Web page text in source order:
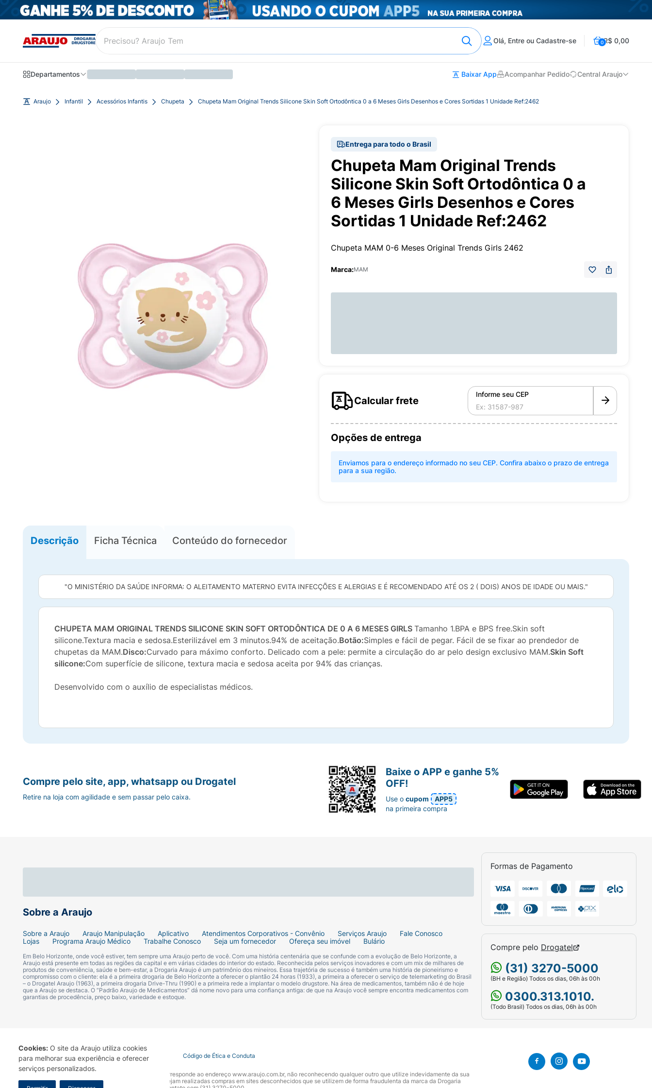
Cookies: O site da Araujo utiliza cookies
para melhorar sua experiência e oferecer
serviços personalizados.
Olá, Entre ou Cadastre-se 0R$ 0,00
Departamentos Baixar App Acompanhar Pedido Central Araujo
Araujo Infantil Acessórios Infantis Chupeta Chupeta Mam Original Trends Silicone Skin Soft Ortodôntica 0 a 6 Meses Girls Desenhos e Cores Sortidas 1 Unidade Ref:2462
Entrega para todo o Brasil
Chupeta Mam Original Trends
Silicone Skin Soft Ortodôntica 0 a
6 Meses Girls Desenhos e Cores
Sortidas 1 Unidade Ref:2462
Chupeta MAM 0-6 Meses Original Trends Girls 2462
Marca:MAM
Calcular frete
Informe seu CEP
Opções de entrega
Enviamos para o endereço informado no seu CEP. Confira abaixo o prazo de entrega
para a sua região.
Descrição Ficha Técnica Conteúdo do fornecedor
"O MINISTÉRIO DA SAÚDE INFORMA: O ALEITAMENTO MATERNO EVITA INFECÇÕES E ALERGIAS E É RECOMENDADO ATÉ OS 2 ( DOIS) ANOS DE IDADE OU MAIS."
CHUPETA MAM ORIGINAL TRENDS SILICONE SKIN SOFT ORTODÔNTICA DE 0 A 6 MESES GIRLS Tamanho 1.BPA e BPS free.Skin soft
silicone.Textura macia e sedosa.Esterilizável em 3 minutos.94% de aceitação.Botão:Simples e fácil de pegar. Fácil de se fixar ao prendedor de
chupetas da MAM.Disco:Curvado para máximo conforto. Delicado com a pele: permite a circulação do ar pelo design exclusivo MAM.Skin Soft
silicone:Com superfície de silicone, textura macia e sedosa aceita por 94% das crianças.
Desenvolvido com o auxílio de especialistas médicos.
Sobre a Araujo
Sobre a Araujo Araujo Manipulação Aplicativo Atendimentos Corporativos - Convênio Serviços Araujo
Fale Conosco
Lojas
Programa Araujo Médico Trabalhe Conosco Seja um fornecedor Ofereça seu imóvel Bulário
Em Belo Horizonte, onde você estiver, tem sempre uma Araujo perto de você. Com uma história centenária que se confunde com a evolução de Belo Horizonte, a
Araujo está presente em todas as regiões da capital e em várias cidades do interior do estado. Reconhecida pelos serviços inovadores e com um mix de milhares de
produtos de conveniência, saúde e bem-estar, a Drogaria Araujo é um patrimônio dos mineiros. Essa trajetória de sucesso é também uma história de pioneirismo e
compromisso com o cliente: ela é a primeira drogaria de Belo Horizonte a oferecer o plantão 24 horas (1933), a primeira a oferecer o serviço de telemarketing do Brasil
– o Drogatel Araujo (1963), a primeira drogaria Drive-Thru (1990) e a primeira rede a implantar o modelo drugstore. Na área de medicamentos, também não é de hoje
que a Araujo se destaca. O “Padrão Araujo de Medicamentos” dá nome novo para uma confiança antiga: de que na Araujo você sempre encontra medicamentos com
garantias de procedência, preço baixo, variedade e estoque.
Formas de Pagamento
Compre pelo Drogatel
(31) 3270-5000
(BH e Região) Todos os dias, 06h às 00h
0300.313.1010.
(Todo Brasil) Todos os dias, 06h às 00h
Compre pelo site, app, whatsapp ou Drogatel
Retire na loja com agilidade e sem passar pelo caixa.
Baixe o APP e ganhe 5%
OFF!
Use ocupom
APP5
na primeira compra
Termo de Uso Portal da Privacidade Covid-19 Código de Ética e Conduta
A Drogaria Araujo S/A informa que o seu site oficial corresponde ao endereço www.araujo.com.br, não reconhecendo qualquer outro que utilize indevidamente da sua
marca. Para sua segurança recomendamos que não sejam realizadas compras em sites desconhecidos que se utilizem de forma fraudulenta da marca da Drogaria